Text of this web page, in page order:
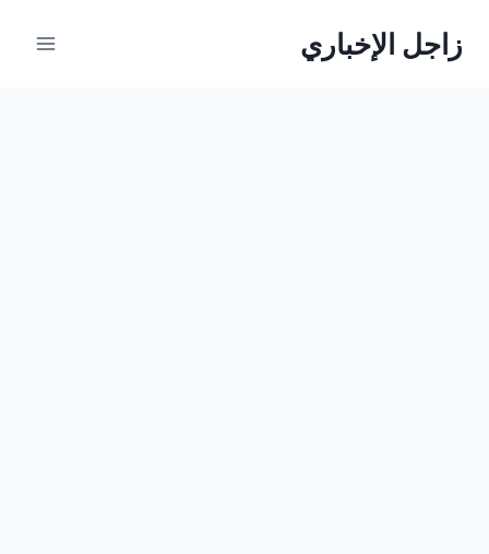
زاجل الإخباري